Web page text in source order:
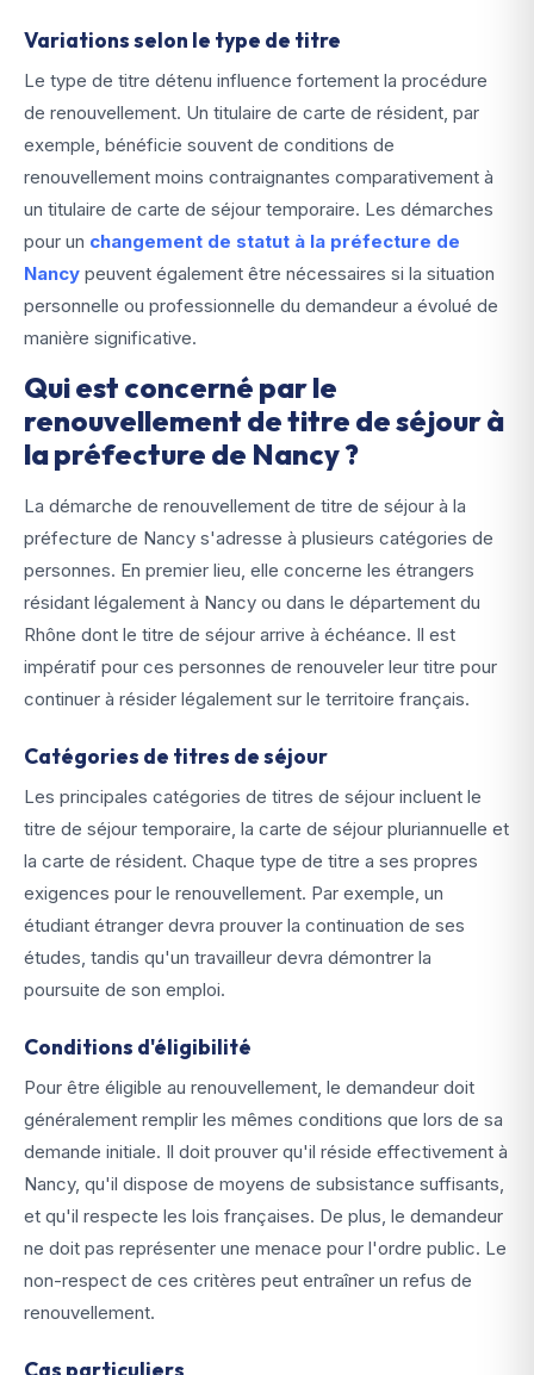
Variations selon le type de titre
Le type de titre détenu influence fortement la procédure
de renouvellement. Un titulaire de carte de résident, par
exemple, bénéficie souvent de conditions de
renouvellement moins contraignantes comparativement à
un titulaire de carte de séjour temporaire. Les démarches
pour un changement de statut à la préfecture de
Nancy peuvent également être nécessaires si la situation
personnelle ou professionnelle du demandeur a évolué de
manière significative.
Qui est concerné par le
renouvellement de titre de séjour à
la préfecture de Nancy ?
La démarche de renouvellement de titre de séjour à la
préfecture de Nancy s'adresse à plusieurs catégories de
personnes. En premier lieu, elle concerne les étrangers
résidant légalement à Nancy ou dans le département du
Rhône dont le titre de séjour arrive à échéance. Il est
impératif pour ces personnes de renouveler leur titre pour
continuer à résider légalement sur le territoire français.
Catégories de titres de séjour
Les principales catégories de titres de séjour incluent le
titre de séjour temporaire, la carte de séjour pluriannuelle et
la carte de résident. Chaque type de titre a ses propres
exigences pour le renouvellement. Par exemple, un
étudiant étranger devra prouver la continuation de ses
études, tandis qu'un travailleur devra démontrer la
poursuite de son emploi.
Conditions d'éligibilité
Pour être éligible au renouvellement, le demandeur doit
généralement remplir les mêmes conditions que lors de sa
demande initiale. Il doit prouver qu'il réside effectivement à
Nancy, qu'il dispose de moyens de subsistance suffisants,
et qu'il respecte les lois françaises. De plus, le demandeur
ne doit pas représenter une menace pour l'ordre public. Le
non-respect de ces critères peut entraîner un refus de
renouvellement.